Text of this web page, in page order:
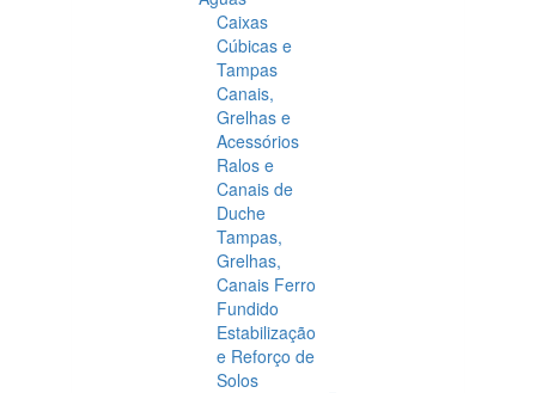
Caixas
Cúbicas e
Tampas
Canais,
Grelhas e
Acessórios
Ralos e
Canais de
Duche
Tampas,
Grelhas,
Canais Ferro
Fundido
Estabilização
e Reforço de
Solos